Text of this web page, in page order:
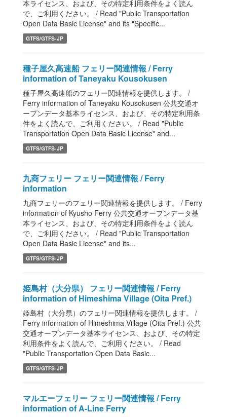
本ライセンス、および、その特定利用条件をよく読ん
で、ご利用ください。 / Read "Public Transportation
Open Data Basic License" and its "Specific...
GTFS/GTFS-JP
種子屋久高速船 フェリー関連情報 / Ferry
information of Taneyaku Kousokusen
種子屋久高速船のフェリー関連情報を提供します。 /
Ferry information of Taneyaku Kousokusen 公共交通オ
ープンデータ基本ライセンス、および、その特定利用条
件をよく読んで、ご利用ください。 / Read "Public
Transportation Open Data Basic License" and...
GTFS/GTFS-JP
九商フェリー フェリー関連情報 / Ferry
information
九商フェリーのフェリー関連情報を提供します。 / Ferry
information of Kyusho Ferry 公共交通オープンデータ基
本ライセンス、および、その特定利用条件をよく読ん
で、ご利用ください。 / Read "Public Transportation
Open Data Basic License" and its...
GTFS/GTFS-JP
姫島村（大分県） フェリー関連情報 / Ferry
information of Himeshima Village (Oita Pref.)
姫島村（大分県）のフェリー関連情報を提供します。 /
Ferry information of Himeshima Village (Oita Pref.) 公共
交通オープンデータ基本ライセンス、および、その特定
利用条件をよく読んで、ご利用ください。 / Read
"Public Transportation Open Data Basic...
GTFS/GTFS-JP
マルエーフェリー フェリー関連情報 / Ferry
information of A-Line Ferry